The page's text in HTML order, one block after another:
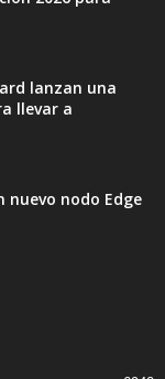
lanzan una
llevar a
nuevo nodo Edge